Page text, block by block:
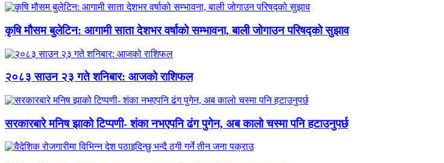
कृषि मौसम बुलेटिन: आगामी साता देशभर वर्षाको सम्भावना, बाली जोगाउन परिषद्को सुझाव
२०८३ साउन २३ गते शनिबार: आजको राशिफल
सरकारबारे मनिष झाको टिप्पणी- शंका नभएपनि ढंग पुगेन, अब कालो चस्मा पनि हटाउनुपर्छ